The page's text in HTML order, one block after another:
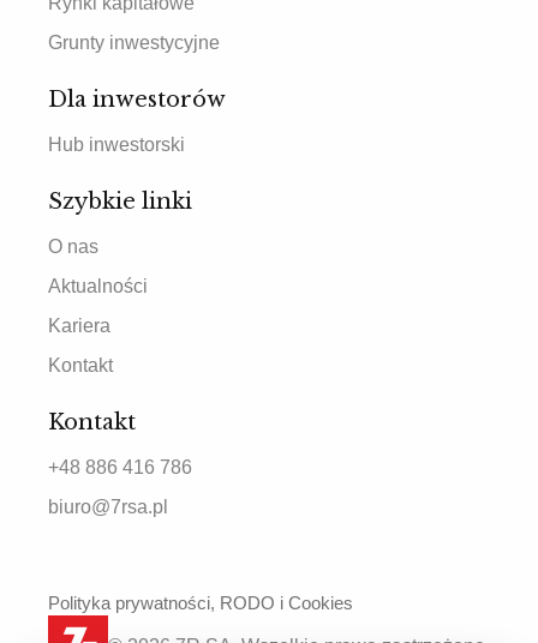
Grunty inwestycyjne
Dla inwestorów
Hub inwestorski
Szybkie linki
O nas
Aktualności
Kariera
Kontakt
Kontakt
+48 886 416 786
biuro@7rsa.pl
Polityka prywatności, RODO i Cookies